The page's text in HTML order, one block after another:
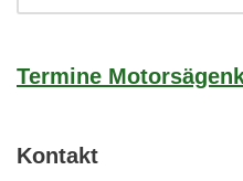
Termine
Kontakt